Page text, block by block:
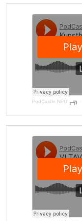
PodCastle NPÚ ·